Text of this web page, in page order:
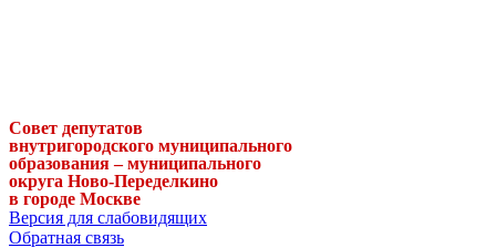
Совет депутатов
внутригородского муниципального
образования – муниципального
округа Ново-Переделкино
в городе Москве
Версия для слабовидящих
Обратная связь